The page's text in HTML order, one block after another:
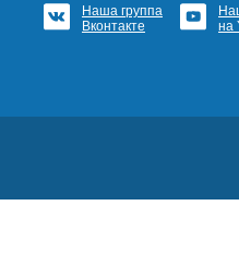
Наша группа
Вконтакте
на